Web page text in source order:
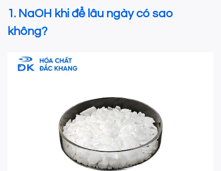
1. NaOH khi để lâu ngày có sao
không?